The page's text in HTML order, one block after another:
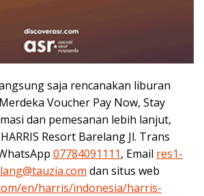
saja rencanakan liburan
Voucher Pay Now, Stay
dan pemesanan lebih lanjut,
Resort Barelang Jl. Trans
07784091111, Email res1-
dan situs web
en/harris/indonesia/harris-